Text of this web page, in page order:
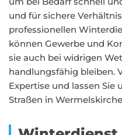
und für sichere
professionellen
können Gewerbe und
sie auch bei widrigen
handlungsfähig bleiben.
Expertise und lassen Sie
Straßen in